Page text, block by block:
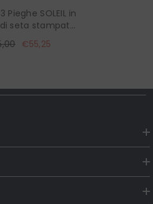
Pieghe SOLEIL in
seta stampata
Grigia
€55,25